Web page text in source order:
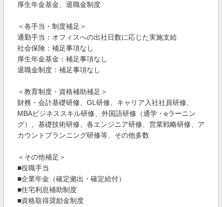
厚生年金基金、退職金制度
＜各手当・制度補足＞
通勤手当：オフィスへの出社日数に応じた実施支給
社会保険：補足事項なし
厚生年金基金：補足事項なし
退職金制度：補足事項なし
＜教育制度・資格補助補足＞
財務・会計基礎研修、GL研修、キャリア入社社員研修、
MBAビジネススキル研修、外国語研修（通学・eラーニン
グ）、基礎技術研修、各エンジニア研修、営業戦略研修、ア
カウントプランニング研修等、その他多数
＜その他補足＞
■役職手当
■企業年金（確定拠出・確定給付）
■住宅利息補助制度
■資格取得奨励金制度